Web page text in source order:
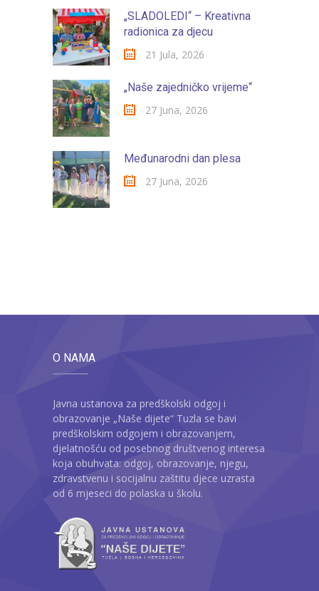
„SLADOLEDI“ – Kreativna
radionica za djecu
21 Jula, 2026
„Naše zajedničko vrijeme“
27 Juna, 2026
Međunarodni dan plesa
27 Juna, 2026
O NAMA
Javna ustanova za predškolski odgoj i
obrazovanje „Naše dijete“ Tuzla se bavi
predškolskim odgojem i obrazovanjem,
djelatnošću od posebnog društvenog interesa
koja obuhvata: odgoj, obrazovanje, njegu,
zdravstvenu i socijalnu zaštitu djece uzrasta
od 6 mjeseci do polaska u školu.